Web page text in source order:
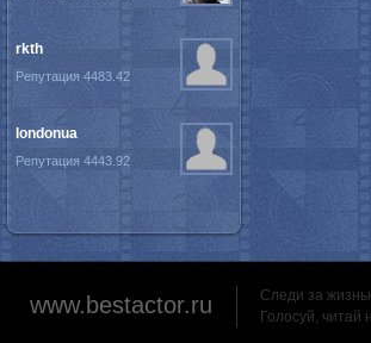
rkth
Репутация 4483.42
londonua
Репутация 4443.92
www.bestactor.ru
Следи за
Голосуй, читай